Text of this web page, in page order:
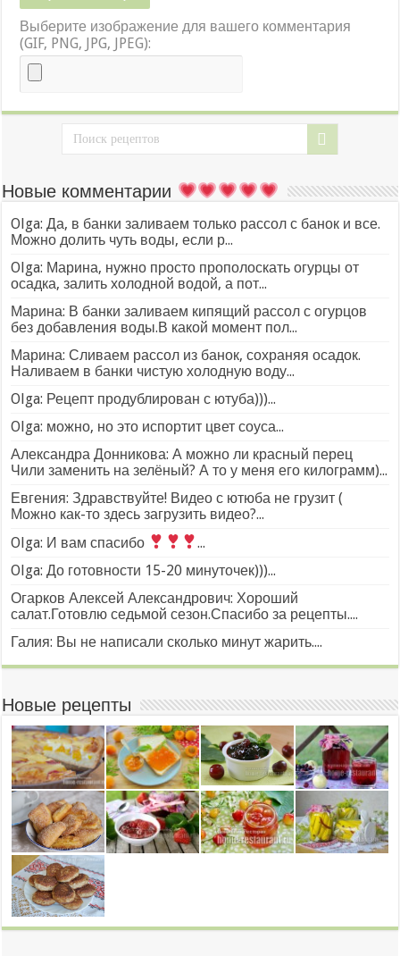
Выберите изображение для вашего комментария
(GIF, PNG, JPG, JPEG):
Новые комментарии
Olga: Да, в банки заливаем только рассол с банок и все.
Можно долить чуть воды, если р...
Olga: Марина, нужно просто прополоскать огурцы от
осадка, залить холодной водой, а пот...
Марина: В банки заливаем кипящий рассол с огурцов
без добавления воды.В какой момент пол...
Марина: Сливаем рассол из банок, сохраняя осадок.
Наливаем в банки чистую холодную воду...
Olga: Рецепт продублирован с ютуба)))...
Olga: можно, но это испортит цвет соуса...
Александра Донникова: А можно ли красный перец
Чили заменить на зелёный? А то у меня его килограмм)...
Евгения: Здравствуйте! Видео с ютюба не грузит (
Можно как-то здесь загрузить видео?...
Olga: И вам спасибо
...
Olga: До готовности 15-20 минуточек)))...
Огарков Алексей Александрович: Хороший
салат.Готовлю седьмой сезон.Спасибо за рецепты....
Галия: Вы не написали сколько минут жарить....
Новые рецепты